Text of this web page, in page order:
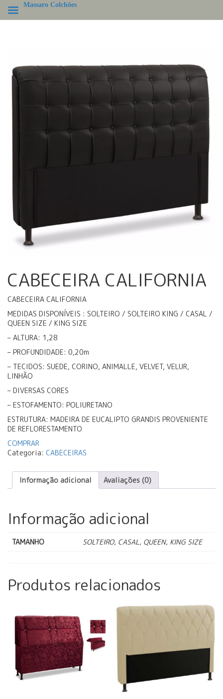
CABECEIRA CALIFORNIA
CABECEIRA CALIFORNIA
MEDIDAS DISPONÍVEIS : SOLTEIRO / SOLTEIRO KING / CASAL /
QUEEN SIZE / KING SIZE
– ALTURA: 1,28
– PROFUNDIDADE: 0,20m
– TECIDOS: SUEDE, CORINO, ANIMALLE, VELVET, VELUR,
LINHÃO
– DIVERSAS CORES
– ESTOFAMENTO: POLIURETANO
ESTRUTURA: MADEIRA DE EUCALIPTO GRANDIS PROVENIENTE
DE REFLORESTAMENTO
COMPRAR
Categoria: CABECEIRAS
Informação adicional Avaliações (0)
Informação adicional
TAMANHO SOLTEIRO, CASAL, QUEEN, KING SIZE
Produtos relacionados
Massaro Colchões